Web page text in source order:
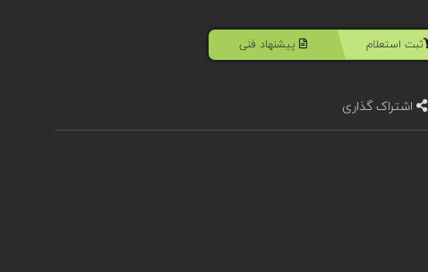
ثبت استعلام پیشنهاد فنی
اشتراک گذاری